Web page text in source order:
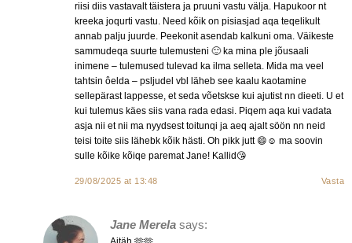
riisi diis vastavalt täistera ja pruuni vastu välja. Hapukoor nt
kreeka joqurti vastu. Need kõik on pisiasjad aqa teqelikult
annab palju juurde. Peekonit asendab kalkuni oma. Väikeste
sammudeqa suurte tulemusteni 🙂 ka mina ple jõusaali
inimene – tulemused tulevad ka ilma selleta. Mida ma veel
tahtsin ôelda – psljudel vbl läheb see kaalu kaotamine
sellepärast lappesse, et seda võetskse kui ajutist nn dieeti. U et
kui tulemus käes siis vana rada edasi. Piqem aqa kui vadata
asja nii et nii ma nyydsest toitunqi ja aeq ajalt söön nn neid
teisi toite siis lähebk kõik hästi. Oh pikk jutt 😄☺️ ma soovin
sulle kõike kõiqe paremat Jane! Kallid😘
29/08/2025 at 13:48 Vasta
Jane Merela says: